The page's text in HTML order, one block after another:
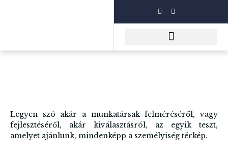
Legyen szó akár a munkatársak felméréséről, vagy
fejlesztéséről, akár kiválasztásról, az egyik teszt,
amelyet ajánlunk, mindenképp a személyiség térkép.